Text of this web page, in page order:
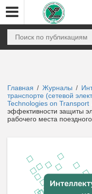
Главная / Журналы /
транспорте (сетевой
Technologies on Transport
эффективности защиты
рабочего места